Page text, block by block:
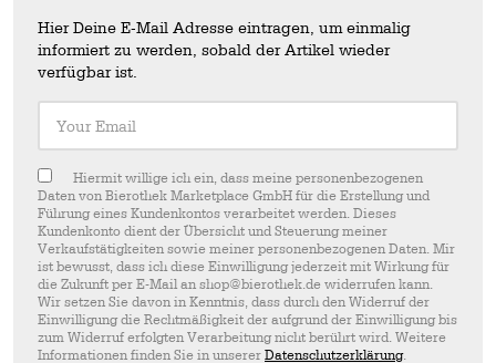
Hier Deine E-Mail Adresse eintragen, um einmalig
informiert zu werden, sobald der Artikel wieder
verfügbar ist.
Your Email
Hiermit willige ich ein, dass meine personenbezogenen
Daten von Bierothek Marketplace GmbH für die Erstellung und
Führung eines Kundenkontos verarbeitet werden. Dieses
Kundenkonto dient der Übersicht und Steuerung meiner
Verkaufstätigkeiten sowie meiner personenbezogenen Daten. Mir
ist bewusst, dass ich diese Einwilligung jederzeit mit Wirkung für
die Zukunft per E-Mail an shop@bierothek.de widerrufen kann.
Wir setzen Sie davon in Kenntnis, dass durch den Widerruf der
Einwilligung die Rechtmäßigkeit der aufgrund der Einwilligung bis
zum Widerruf erfolgten Verarbeitung nicht berührt wird. Weitere
Informationen finden Sie in unserer Datenschutzerklärung.